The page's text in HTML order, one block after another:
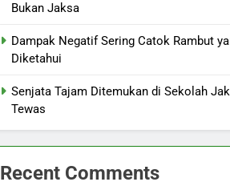
Bukan Jaksa
Dampak Negatif Sering Catok Rambut
Diketahui
Senjata Tajam Ditemukan di Sekolah
Tewas
Recent Comments